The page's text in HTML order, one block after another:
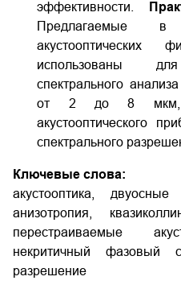
эффективности.
Предлагаемые
акустооптических
использованы
спектрального
от 2 до 8 мкм,
акустооптического
спектрального
Ключевые слова:
акустооптика, двуосные
анизотропия,
перестраиваемые
некритичный фазовый
разрешение